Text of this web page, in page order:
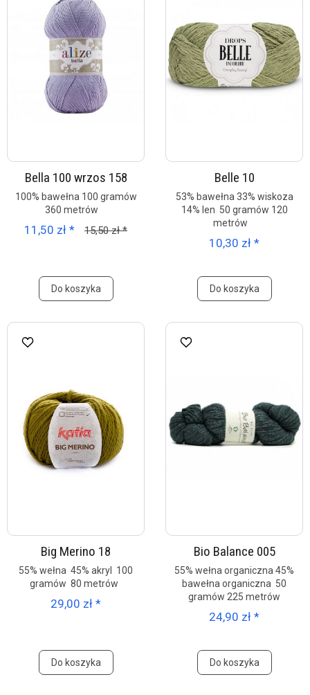
Bella 100 wrzos 158
100% bawełna 100 gramów
360 metrów
11,50 zł * 15,50 zł *
Do koszyka
Belle 10
53% bawełna 33% wiskoza
14% len 50 gramów 120
metrów
10,30 zł *
Do koszyka
Big Merino 18
55% wełna 45% akryl 100
gramów 80 metrów
29,00 zł *
Do koszyka
Bio Balance 005
55% wełna organiczna 45%
bawełna organiczna 50
gramów 225 metrów
24,90 zł *
Do koszyka